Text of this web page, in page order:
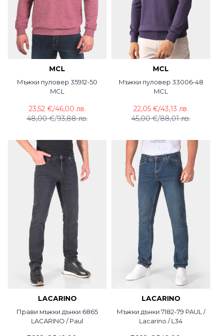
MCL
Мъжки пуловер 35912-50
MCL
48,00 €/93,88 лв.
23,52 €/46,00 лв.
MCL
Мъжки пуловер 33006-48
MCL
45,00 €/88,01 лв.
22,05 €/43,13 лв.
LACARINO
Прави мъжки дънки 6865
LACARINO / Paul
LACARINO
Мъжки дънки 7182-79 PAUL /
Lacarino / L34